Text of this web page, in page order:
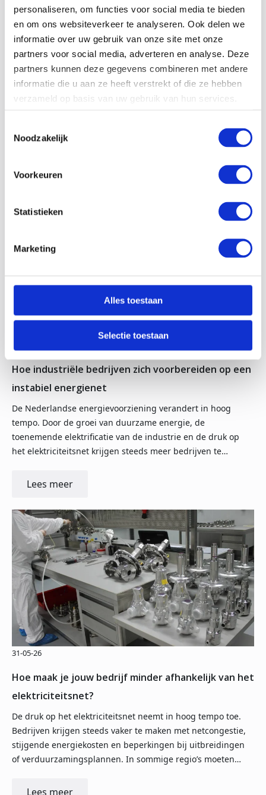
personaliseren, om functies voor social media te bieden
en om ons websiteverkeer te analyseren. Ook delen we
informatie over uw gebruik van onze site met onze
partners voor social media, adverteren en analyse. Deze
partners kunnen deze gegevens combineren met andere
informatie die u aan ze heeft verstrekt of die ze hebben
verzameld op basis van uw gebruik van hun services.
Noodzakelijk
Voorkeuren
Statistieken
Marketing
Alles toestaan
Selectie toestaan
Hoe kwetsbaar is jouw productieproces bij
stroomuitval?
30-06-26
Een stroomstoring komt vaak onverwacht. Toch kan de
impact enorm zijn. Machines vallen stil, productieprocessen
halffabricaten kunnen verloren gaan. Voor bedrijven die
afhankelijk zijn…
Lees meer
Hoe industriële bedrijven zich voorbereiden op een
instabiel energienet
De Nederlandse energievoorziening verandert in hoog
tempo. Door de groei van duurzame energie, de
toenemende elektrificatie van de industrie en de druk op
het elektriciteitsnet krijgen steeds meer bedrijven te…
Lees meer
Hoe maak je jouw bedrijf minder afhankelijk van het
elektriciteitsnet?
31-05-26
De druk op het elektriciteitsnet neemt in hoog tempo toe.
Bedrijven krijgen steeds vaker te maken met netcongestie,
stijgende energiekosten en beperkingen bij uitbreidingen
of verduurzamingsplannen. In sommige regio’s moeten…
Lees meer